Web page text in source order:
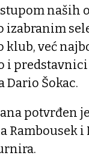
naših
izabranim
klub, već
i
Dario Šokac.
potvrđen
Rambousek